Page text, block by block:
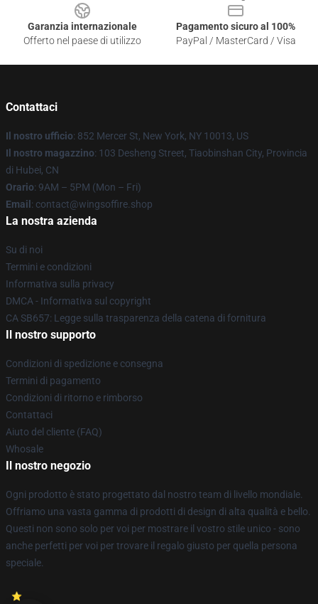
Garanzia internazionale
Offerto nel paese di utilizzo
Pagamento sicuro al 100%
PayPal / MasterCard / Visa
Contattaci
Il nostro ufficio: 852 Mercer St, New York, NY 10013, US
Il nostro magazzino: 103 Desheng Street, Tiaobinshan City, Provincia
di Hubei, CN
Orario: 9AM – 5PM (Mon – Fri)
Email : contact@wingsoffire.shop
La nostra azienda
Su di noi
Termini e condizioni
Informativa sulla privacy
DMCA - Informativa sul copyright
CA SB657: Legge sulla trasparenza della catena di fornitura
Il nostro supporto
Condizioni di spedizione e consegna
Termini di pagamento
Condizioni di ritorno e rimborso
Contattaci
Aiuto del cliente (FAQ)
Whosale
Il nostro negozio
Ogni prodotto è stato progettato dal nostro team di livello mondiale.
Offriamo una vasta gamma di prodotti di design di alta qualità e bello.
Questi non sono solo per voi per mostrare il vostro stile unico - sono
anche perfetti per voi per trovare il regalo giusto per quella persona
speciale.